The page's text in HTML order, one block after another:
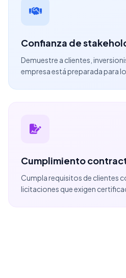
Confianza de
Demuestre a clientes,
empresa está preparada para
Cumplimiento
Cumpla requisitos de clientes
licitaciones que exigen